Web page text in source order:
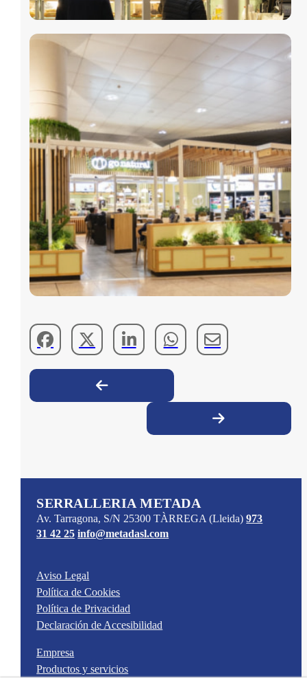
SERRALLERIA METADA
Av. Tarragona, S/N 25300 TÀRREGA (Lleida) 973
31 42 25 info@metadasl.com
Aviso Legal
Política de Cookies
Política de Privacidad
Declaración de Accesibilidad
Empresa
Productos y servicios